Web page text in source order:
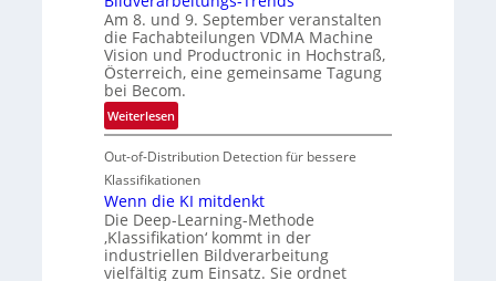
c
h
k
e
i
t
e
e
r
i
n
V
I
S
I
O
N
T
e
c
d
e
d
T
o
u
r
n
a
u
d
Am 8. und 9. September veranstalten
die Fachabteilungen VDMA Machine
Vision und Productronic in Hochstraß,
Österreich, eine gemeinsame Tagung
bei Becom.
Weiterlesen:
T
a
g
u
n
g
z
Out-of-Distribution Detection für bessere
Klassifikationen
Wenn die KI mitdenkt
Die Deep-Learning-Methode
‚Klassifikation‘ kommt in der
industriellen Bildverarbeitung
vielfältig zum Einsatz. Sie ordnet